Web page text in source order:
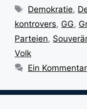
Schlagwörter
Demokratie,
kontrovers, GG,
Parteien,
Volk
Ein Kommentar